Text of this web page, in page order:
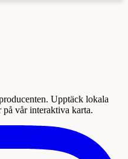
Upptäck lokala
på vår interaktiva karta.